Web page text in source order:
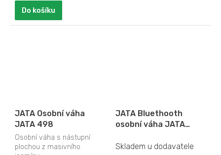
Do košíku
JATA Osobní váha
JATA 498
Osobní váha s nástupní
plochou z masivního
JATA Bluethooth
osobní váha JATA
Skladem u dodavatele